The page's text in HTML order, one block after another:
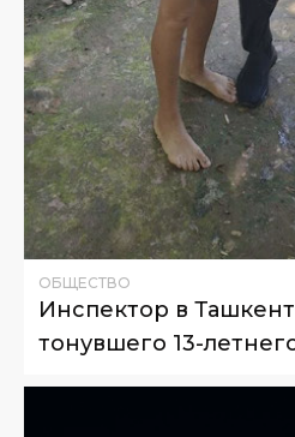
ОБЩЕСТВО
Инспектор в
тонувшего 13-